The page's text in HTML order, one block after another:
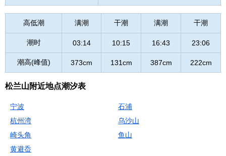
高低潮 满潮 干潮 满潮 干潮
潮时 03:14 10:15 16:43 23:06
潮高(峰值) 373cm 131cm 387cm 222cm
松兰山附近地点潮汐表
宁波
石浦
杭州湾
乌沙山
崎头角
鱼山
黄避岙